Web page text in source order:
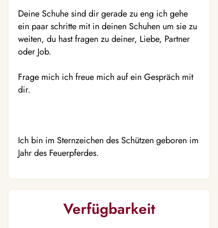
Deine Schuhe sind dir gerade zu eng ich gehe
ein paar schritte mit in deinen Schuhen um sie zu
weiten, du hast fragen zu deiner, Liebe, Partner
oder Job.
Frage mich ich freue mich auf ein Gespräch mit
dir.
Ich bin im Sternzeichen des Schützen geboren im
Jahr des Feuerpferdes.
Verfügbarkeit